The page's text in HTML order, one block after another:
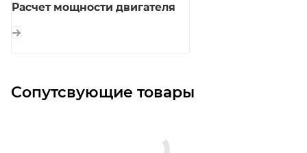
Расчет мощности двигателя
Сопутсвующие товары